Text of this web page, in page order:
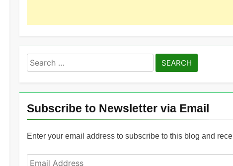
Search
for:
Subscribe to Newsletter via Email
Enter your email address to subscribe to this blog and
Email